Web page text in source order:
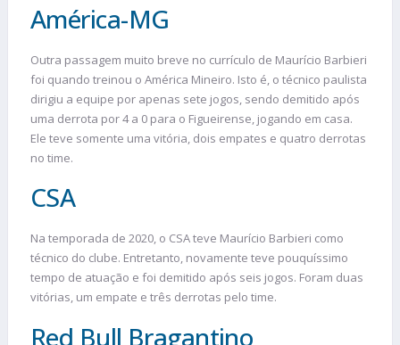
América-MG
Outra passagem muito breve no currículo de Maurício Barbieri
foi quando treinou o América Mineiro. Isto é, o técnico paulista
dirigiu a equipe por apenas sete jogos, sendo demitido após
uma derrota por 4 a 0 para o Figueirense, jogando em casa.
Ele teve somente uma vitória, dois empates e quatro derrotas
no time.
CSA
Na temporada de 2020, o CSA teve Maurício Barbieri como
técnico do clube. Entretanto, novamente teve pouquíssimo
tempo de atuação e foi demitido após seis jogos. Foram duas
vitórias, um empate e três derrotas pelo time.
Red Bull Bragantino